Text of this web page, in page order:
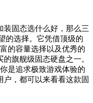
装固态选什么好，那么三
的选择。它凭借顶级的
的容量选择以及优秀的
旗舰级固态硬盘之一。
是追求极致游戏体验的
，都可以来看看这款固